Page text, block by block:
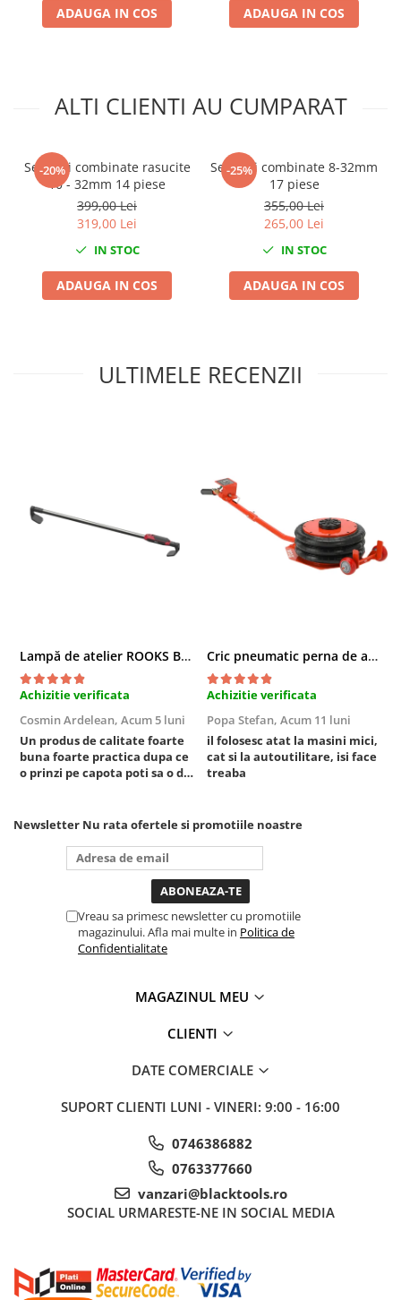
Land Rover
Peugeot
Renault
Skoda
Suzuki
Scule pentru tinichigerie
Compresoare
Filtre Pneumatice
Polizoare biax
Scule pentru nituit si capsat
Slefuitoare Pneumatice
Scule speciale
Diagnoza si masurari
Injectoare
Rulmenti,Bucsi si Extractoare
Sistem directie
Sistem franare
Sisteme de ridicare si sustinere
Capre Auto
Masini de echilibrat roti
ADAUGA IN COS ADAUGA IN COS
ALTI CLIENTI AU CUMPARAT
-20%
Set chei combinate rasucite
10 - 32mm 14 piese
399,00 Lei
319,00 Lei
IN STOC
ADAUGA IN COS
-25%
Set chei combinate 8-32mm
17 piese
355,00 Lei
265,00 Lei
IN STOC
ADAUGA IN COS
ULTIMELE RECENZII
Lampă de atelier ROOKS B2 HYBRID pentru capotă, 2000 lumeni, 5000 mAh
Achizitie verificata
Cosmin Ardelean, Acum 5 luni
Un produs de calitate foarte
buna foarte practica dupa ce
o prinzi pe capota poti sa o dai
puternica si de la baterie care
tine destul de mult dar daca o
bagi la priza nu mai ai treaba
toata ziua ,ce...
Cric pneumatic perna de aer cu inaltator 6T
Achizitie verificata
Popa Stefan, Acum 11 luni
il folosesc atat la masini mici,
cat si la autoutilitare, isi face
treaba
Newsletter Nu rata ofertele si promotiile noastre
Vreau sa primesc newsletter cu promotiile
magazinului. Afla mai multe in Politica de
Confidentialitate
MAGAZINUL MEU
CLIENTI
DATE COMERCIALE
SUPORT CLIENTI LUNI - VINERI: 9:00 - 16:00
0746386882
0763377660
vanzari@blacktools.ro
SOCIAL URMARESTE-NE IN SOCIAL MEDIA